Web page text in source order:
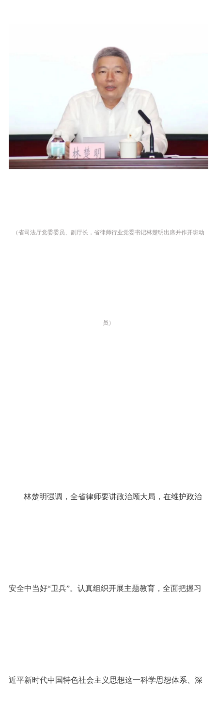
（省司法厅党委委员、副厅长，省律师行业党委书记林楚明出席并作开班动
员）
林楚明强调，全省律师要讲政治顾大局，在维护政治
安全中当好“卫兵”。认真组织开展主题教育，全面把握习
近平新时代中国特色社会主义思想这一科学思想体系、深